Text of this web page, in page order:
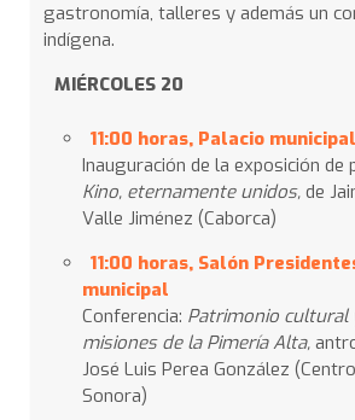
gastronomía, talleres y además un
indígena.
MIÉRCOLES 20
11:00 horas, Palacio municipal
Inauguración de la exposición de
Kino, eternamente unidos, de
Valle Jiménez (Caborca)
11:00 horas, Salón
municipal
Conferencia: Patrimonio cultural
misiones de la Pimería Alta,
José Luis Perea González
Sonora)